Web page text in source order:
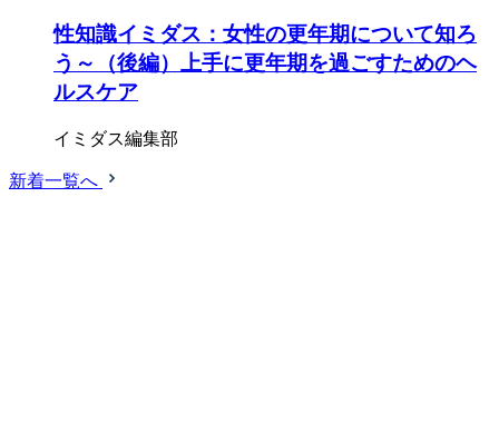
性知識イミダス：女性の更年期について知ろ
う～（後編）上手に更年期を過ごすためのヘ
ルスケア
イミダス編集部
新着一覧へ